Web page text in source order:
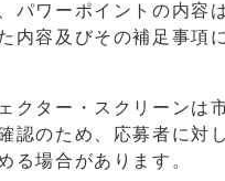
ーポイントの内容は
内容及びその補足事項
ー・スクリーンは市
認のため、応募者に対
る場合があります。